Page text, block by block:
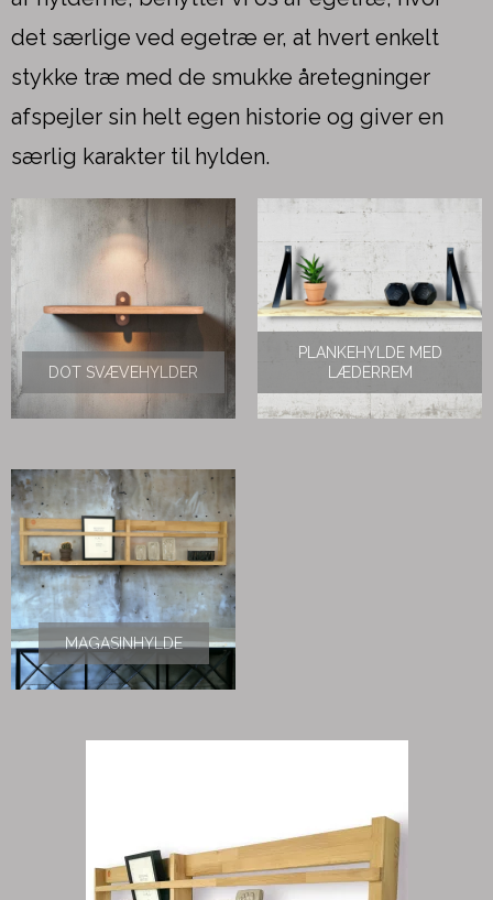
det særlige ved egetræ er, at hvert enkelt
stykke træ med de smukke åretegninger
afspejler sin helt egen historie og giver en
særlig karakter til hylden.
DOT SVÆVEHYLDER
PLANKEHYLDE MED
LÆDERREM
MAGASINHYLDE